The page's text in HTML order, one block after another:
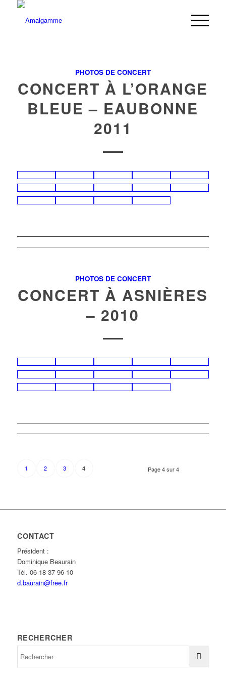
PHOTOS DE CONCERT
CONCERT À L’ORANGE
BLEUE – EAUBONNE
2011
PHOTOS DE CONCERT
CONCERT À ASNIÈRES
– 2010
Page 4 sur 4
1 2 3 4
CONTACT
Président :
Dominique Beaurain
Tél. 06 18 37 96 10
d.baurain@free.fr
RECHERCHER